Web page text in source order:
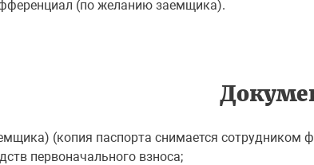
(по желанию заемщика).
(копия паспорта снимается сотрудником
первоначального взноса;